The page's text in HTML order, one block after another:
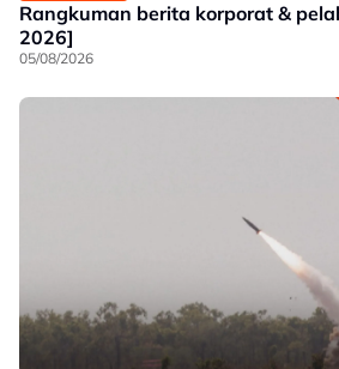
Rangkuman berita korporat &
2026]
05/08/2026